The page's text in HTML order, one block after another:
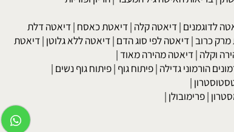
כולסטרול טריגליצרידים עצירות מחלות עור
|בריאות האישה גיל המעבר|הריון ופוריות
לדוגמנים|דיאטה קלה|דיאטת כאסח דיאטה דלת
כרוב|דיאטה לפי סוג הדם|דיאטה ללא גלוטן
וקלה|דיאטה מהירה מאוד
הורמוני גדילה|